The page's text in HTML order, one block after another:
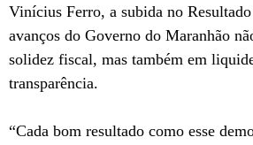
Vinícius Ferro, a subida no
avanços do Governo do Maranhão
solidez fiscal, mas também em
transparência.
“Cada bom resultado como esse